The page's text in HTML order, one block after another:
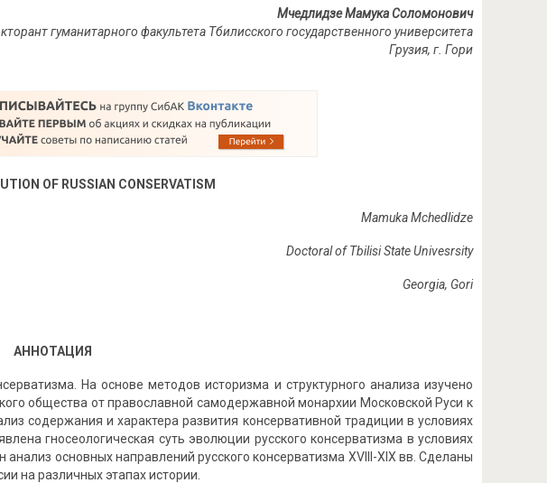
Мчедлидзе Мамука Соломонович
гуманитарного факультета Тбилисского государственного университета
Грузия, г. Гори
OF RUSSIAN CONSERVATISM
Mamuka Mchedlidze
Doctoral of Tbilisi State Univesrsity
Georgia, Gori
АННОТАЦИЯ
На основе методов историзма и структурного анализа изучено
общества от православной самодержавной монархии Московской Руси к
содержания и характера развития консервативной традиции в условиях
гносеологическая суть эволюции русского консерватизма в условиях
основных направлений русского консерватизма XVIII-XIX вв. Сделаны
на различных этапах истории.